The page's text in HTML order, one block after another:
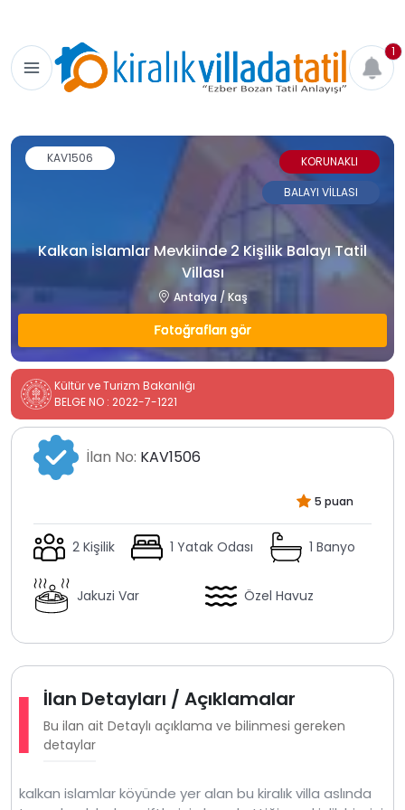
1
Kalkan İslamlar Mevkiinde 2 Kişilik Balayı Tatil
Villası
Antalya / Kaş
Fotoğrafları gör
KAV1506
KORUNAKLI
BALAYI VİLLASI
Kültür ve Turizm Bakanlığı
BELGE NO : 2022-7-1221
İlan No: KAV1506
5 puan
2 Kişilik 1 Yatak Odası 1 Banyo
Jakuzi Var Özel Havuz
İlan Detayları / Açıklamalar
Bu ilan ait Detaylı açıklama ve bilinmesi gereken
detaylar
kalkan islamlar köyünde yer alan bu kiralık villa aslında